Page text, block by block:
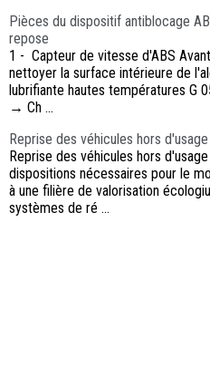
Pièces du dispositif antiblocage
repose
1 - Capteur de vitesse d'ABS
nettoyer la surface intérieure de
lubrifiante hautes températures G
→ Ch ...
Reprise des véhicules hors
Reprise des véhicules hors
dispositions nécessaires pour le
à une filière de valorisation
systèmes de ré ...